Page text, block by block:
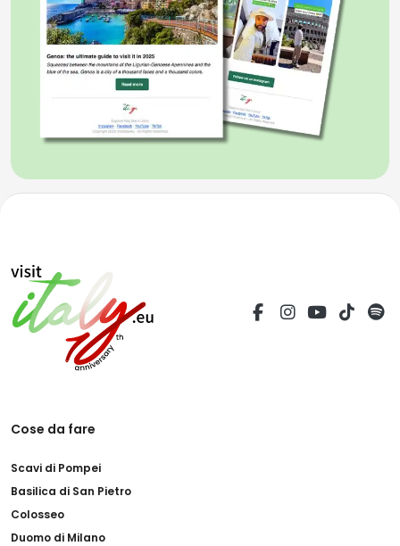
Cose da fare
Scavi di Pompei
Basilica di San Pietro
Colosseo
Duomo di Milano